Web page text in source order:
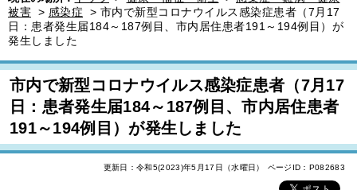
被害 > 感染症 > 市内で新型コロナウイルス感染症患者（7月17
日：患者発生届184～187例目、市内居住患者191～194例目）が
発生しました
市内で新型コロナウイルス感染症患者（7月17
日：患者発生届184～187例目、市内居住患者
191～194例目）が発生しました
更新日：令和5(2023)年5月17日（水曜日） ページID：P082683